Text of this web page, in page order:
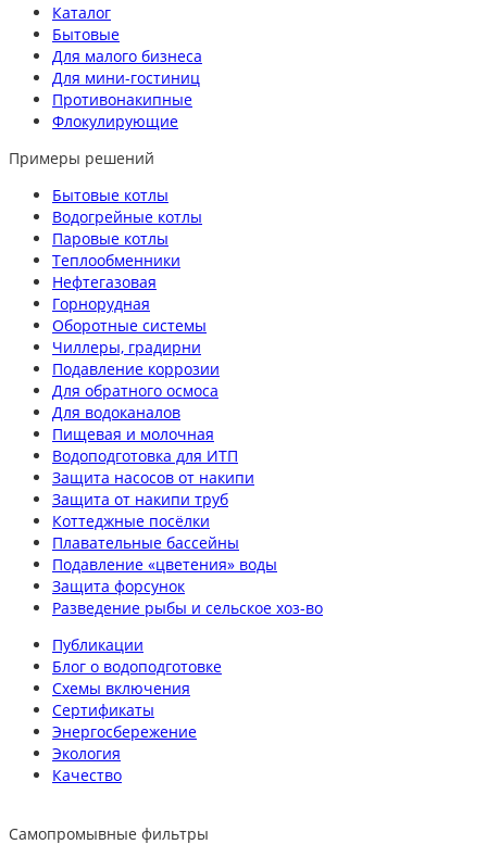
Каталог
Бытовые
Для малого бизнеса
Для мини-гостиниц
Противонакипные
Флокулирующие
Примеры решений
Бытовые котлы
Водогрейные котлы
Паровые котлы
Теплообменники
Нефтегазовая
Горнорудная
Оборотные системы
Чиллеры, градирни
Подавление коррозии
Для обратного осмоса
Для водоканалов
Пищевая и молочная
Водоподготовка для ИТП
Защита насосов от накипи
Защита от накипи труб
Коттеджные посёлки
Плавательные бассейны
Подавление «цветения» воды
Защита форсунок
Разведение рыбы и сельское хоз-во
Публикации
Блог о водоподготовке
Схемы включения
Сертификаты
Энергосбережение
Экология
Качество
Самопромывные фильтры